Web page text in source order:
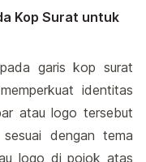
Kop Surat untuk
garis kop surat
identitas
atau logo tersebut
dengan tema
logo di pojok atas